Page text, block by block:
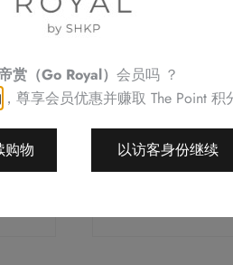
开心宝
赏（Go Royal） 会员吗 ？
，尊享会员优惠并赚取 The Point 积
购物 以访客身份继续